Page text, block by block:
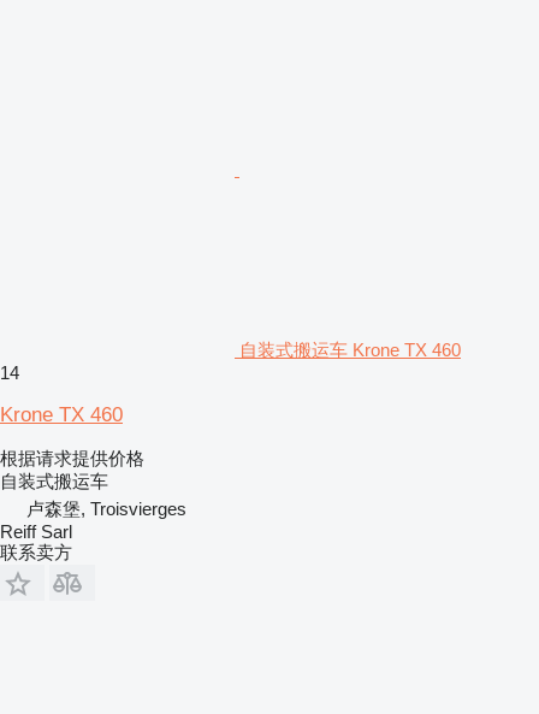
自装式搬运车 Krone TX 460
14
Krone TX 460
根据请求提供价格
自装式搬运车
卢森堡, Troisvierges
Reiff Sarl
联系卖方